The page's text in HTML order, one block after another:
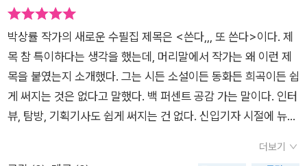
사납다. 작가란 어떤 경우에도 독자를 의식하지 않고 그냥 쓸 뿐
가. 그가 풀어내는 소소한 일상의 이야기들. 잔잔하게 때론 날카
롭게 촌철살인! 이때다 싶으면 과감하게 뼈를 때리듯 묵직하게 펀
치를 뻗어온다.
랑을 느낄 수 있을 것이다. 이 책에 얼굴이라는 작품이 있는데 애
초에 타고난 관상이 중요한 게 아니라 어떤 생각을 하고 어떤 말
을 하고 삶을 대하는 태도에 따라 얼굴은 달라지고 우리의 삶 또
한 변화되는 것이다. 많은 사람들이 좋은 글을 쓰고, 좋은 글을 읽
는다면 우리의 삶 또한 좋은 방향으로 흘러가지 않을까 생각해본
다. 글은 생각만으로 되지 않고 말(언어)로 표현되어야 한다고
로 행할 때, 바로행동으로 말을 증명하는 지혜로운 사람이라고 생
다.물론 나는 그의 글을 교과서에서 본 적은 없지만... 이후 쓴 그
탕이다.그래서 그의 글은 교과서적이라 할 수 있다. 글의 교과서
는 물론 없지만 그의 글 솜씨보다 그의 글에 대한 열정과 사유를
높이 샀을지도 모른다.수필과 글쓰기, 삶과 세상, 그리고 사람에
대한 이야기를 담은 박상률의 수필집 『쓴다,,, 또 쓴다』가 출간되
었다. 수십 년간 독자들을 대상으로 강연한 내용과 더불어 지난
몇 년간 신문, 잡지, 웹진, 페이스북 등에 쓴 글을 한데 묶었다. 한
박상률 작가의 새로운 수필집 제목은 <쓴다,,, 또 쓴다>이다. 제
목 참 특이하다는 생각을 했는데, 머리말에서 작가는 왜 이런 제
목을 붙였는지 소개했다. 그는 시든 소설이든 동화든 희곡이든 쉽
게 써지는 것은 없다고 말했다. 백 퍼센트 공감 가는 말이다. 인터
뷰, 탐방, 기획기사도 쉽게 써지는 건 없다. 신입기자 시절에 뉴스
빨간펜 가득한 원고를 다시 받아들고 좌절해야 했다.<쓴다,,, 또
더보기